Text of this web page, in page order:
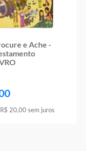
e Ache -
R$ 20,00 sem juros